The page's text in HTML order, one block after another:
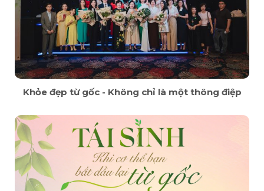
Khỏe đẹp từ gốc - Không chỉ là một thông điệp